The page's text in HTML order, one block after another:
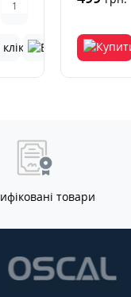
товари